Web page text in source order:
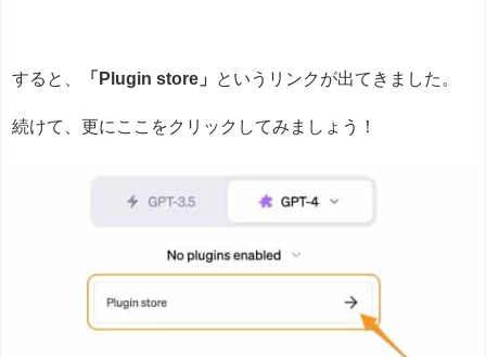
すると、 「Plugin store」 というリンクが出てきました。
続けて、更にここをクリックしてみましょう！